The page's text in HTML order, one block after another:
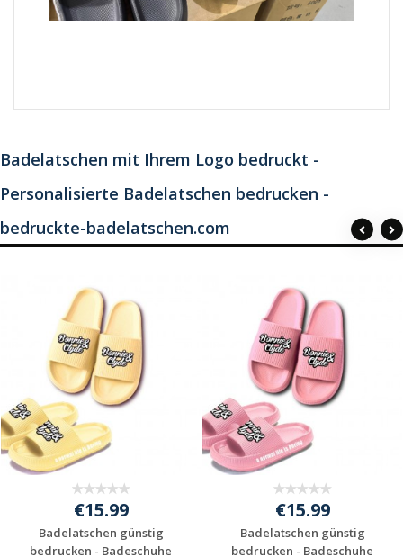
Badelatschen mit Ihrem Logo bedruckt -
Personalisierte Badelatschen bedrucken -
bedruckte-badelatschen.com
€15.99
Badelatschen günstig
bedrucken - Badeschuhe
€15.99
Badelatschen günstig
bedrucken - Badeschuhe